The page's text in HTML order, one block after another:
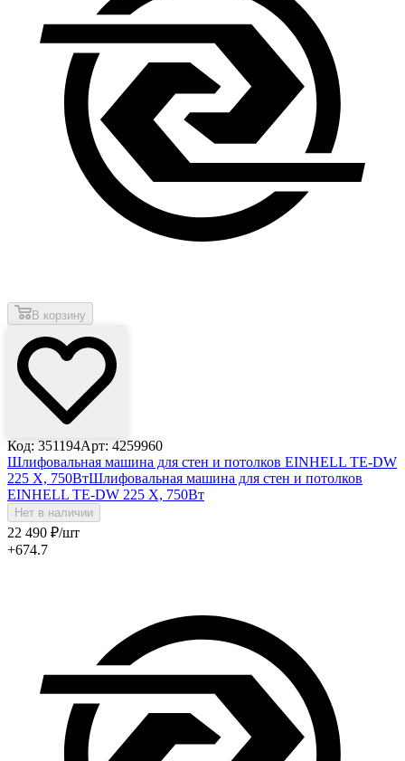
В корзину
Код: 351194Арт: 4259960
Шлифовальная машина для стен и потолков EINHELL TE-DW
225 X, 750ВтШлифовальная машина для стен и потолков
EINHELL TE-DW 225 X, 750Вт
Нет в наличии
22 490 ₽/шт
+674.7